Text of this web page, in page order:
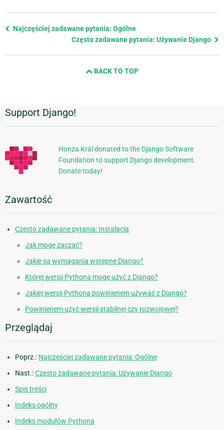
Previous
Najczęściej zadawane pytania: Ogólne
Często zadawane pytania: Używanie Django
BACK TO TOP
Dodatkowe
Support Django!
Honza Král donated to the Django Software
Foundation to support Django development.
Donate today!
Zawartość
Często zadawane pytania: Instalacja
Jak mogę zacząć?
Jakie są wymagania wstępne Django?
Której wersji Pythona mogę użyć z Django?
Jakiej wersji Pythona powinienem używać z Django?
Powinienem użyć wersji stabilnej czy rozwojowej?
Przeglądaj
Poprz.: Najczęściej zadawane pytania: Ogólne
Nast.:Często zadawane pytania: Używanie Django
Spis treści
Indeks ogólny
Indeks modułów Pythona